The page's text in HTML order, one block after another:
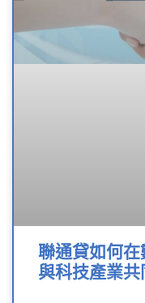
聯通貸如何在
與科技產業